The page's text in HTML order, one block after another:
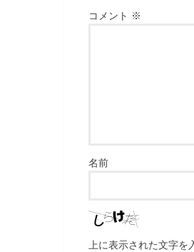
コメント ※
名前
上に表示された文字を